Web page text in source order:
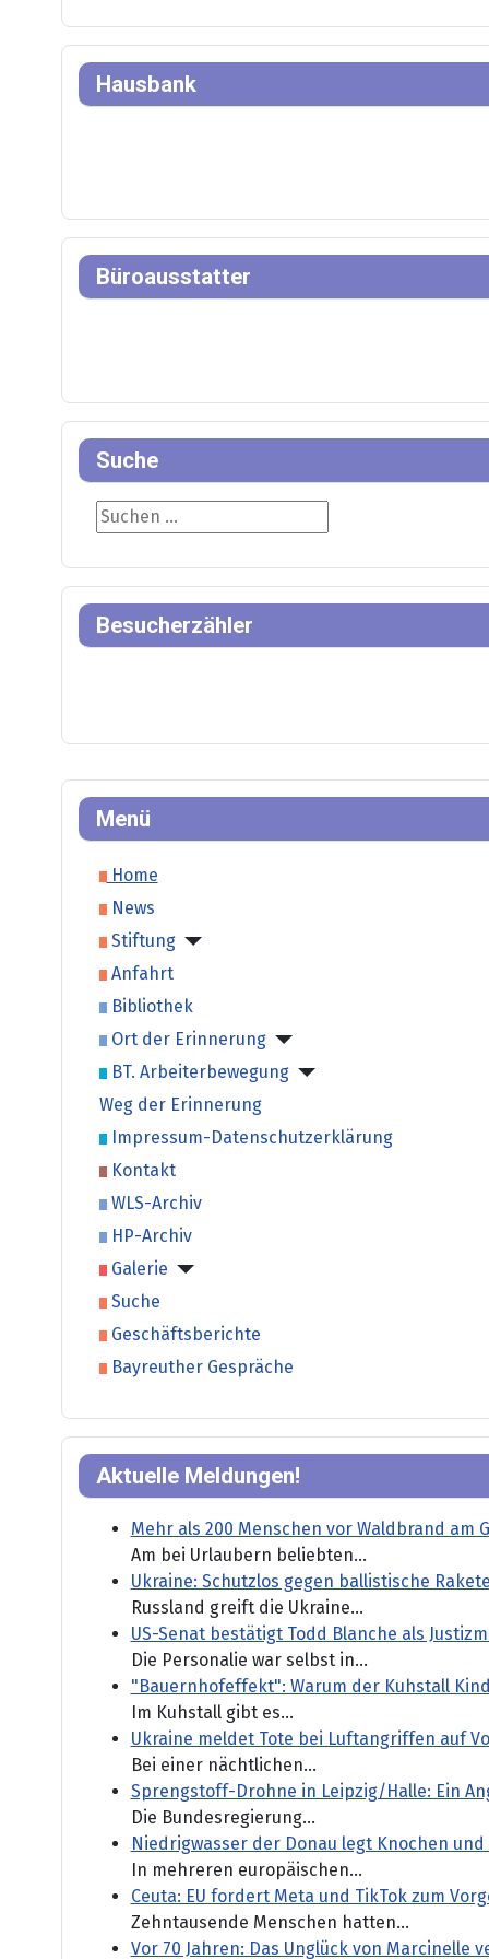
Menü
Home
News
Stiftung
Anfahrt
Bibliothek
Ort der Erinnerung
BT. Arbeiterbewegung
Weg der Erinnerung
Impressum-Datenschutzerklärung
Kontakt
WLS-Archiv
HP-Archiv
Galerie
Suche
Geschäftsberichte
Bayreuther Gespräche
Aktuelle Meldungen!
Mehr als 200 Menschen vor Waldbrand am
Am bei Urlaubern beliebten...
Ukraine: Schutzlos gegen ballistische
Russland greift die Ukraine...
US-Senat bestätigt Todd Blanche als
Die Personalie war selbst in...
"Bauernhofeffekt": Warum der Kuhstall
Im Kuhstall gibt es...
Ukraine meldet Tote bei Luftangriffen auf
Bei einer nächtlichen...
Sprengstoff-Drohne in Leipzig/Halle: Ein
Die Bundesregierung...
Niedrigwasser der Donau legt Knochen und
In mehreren europäischen...
Ceuta: EU fordert Meta und TikTok zum
Zehntausende Menschen hatten...
Vor 70 Jahren: Das Unglück von Marcinelle
Hausbank
Büroausstatter
Suche
Suche
Besucherzähler